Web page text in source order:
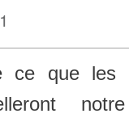
ce que les